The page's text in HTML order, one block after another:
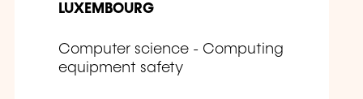
LUXEMBOURG
Computer science - Computing
equipment safety